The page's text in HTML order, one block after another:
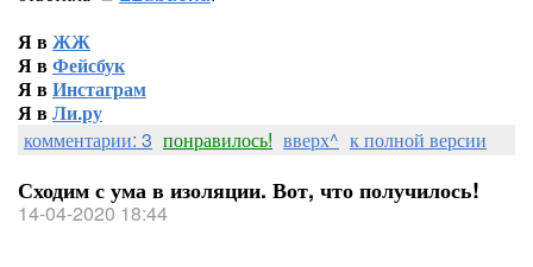
Я вЖЖ
Я вФейсбук
Я вИнстаграм
Я вЛи.ру
комментарии: 3 понравилось! вверх^ к полной версии
Сходим с ума в изоляции. Вот, что получилось!
14-04-2020 18:44